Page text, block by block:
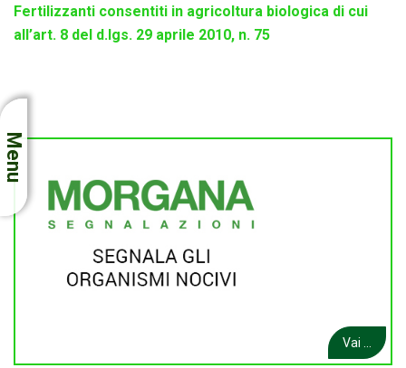
Menu
Fertilizzanti consentiti in agricoltura biologica di cui
all’art. 8 del d.lgs. 29 aprile 2010, n. 75
Vai ...